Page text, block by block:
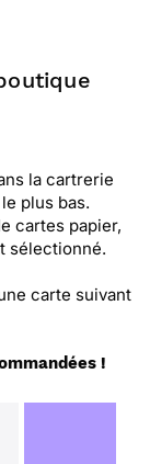
la cartrerie
plus bas.
cartes papier,
sélectionné.
carte suivant
!